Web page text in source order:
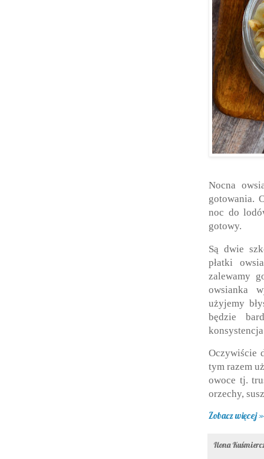
Nocna
gotowania.
noc do
gotowy.
Są dwie
płatki
zalewamy
owsianka
użyjemy
będzie
Oczywiście
tym razem
owoce tj.
orzechy,
Zobacz więcej »
Ilona